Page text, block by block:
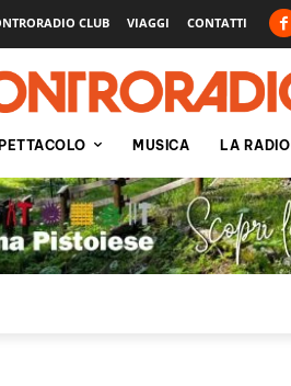
CLUB VIAGGI CONTATTI
MUSICA LA RADIO